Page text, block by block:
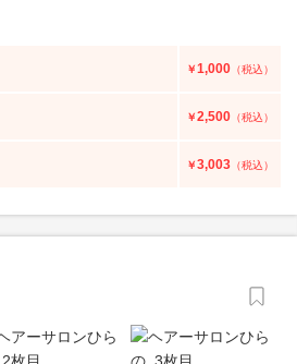
￥1,000 （税込）
￥2,500 （税込）
￥3,003 （税込）